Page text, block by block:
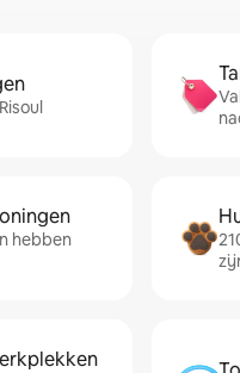
hebben